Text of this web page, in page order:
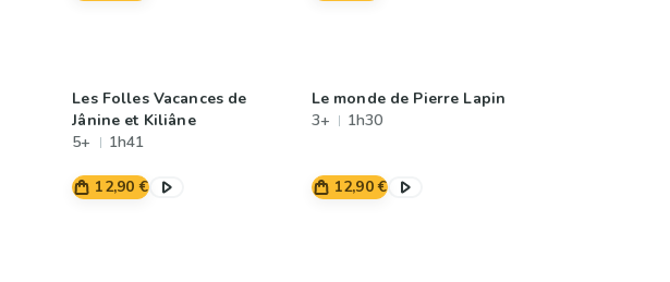
Les Folles Vacances de
Jânine et Kiliâne
5+
1h41
12,90 €
Le monde de Pierre Lapin
3+
1h30
12,90 €